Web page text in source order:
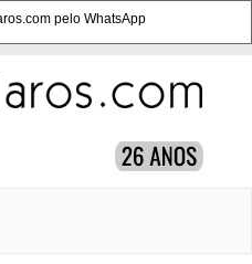
pelo WhatsApp